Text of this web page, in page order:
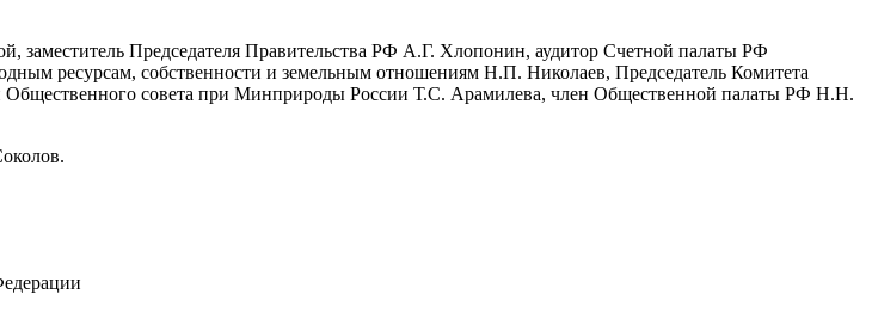
Председателя Правительства РФ А.Г. Хлопонин, аудитор Счетной палаты РФ
ресурсам, собственности и земельным отношениям Н.П. Николаев, Председатель Комитета
совета при Минприроды России Т.С. Арамилева, член Общественной палаты РФ Н.Н.